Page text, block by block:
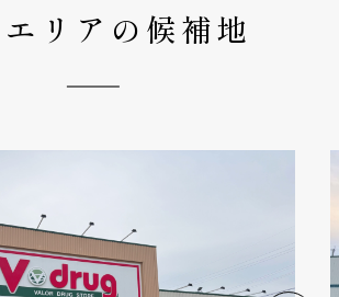
リアの候補地